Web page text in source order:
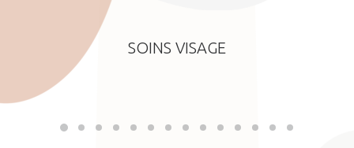
SOINS VISAGE